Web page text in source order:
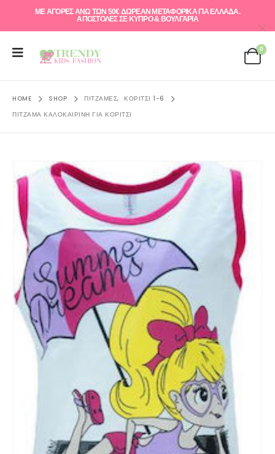
ΜΕ ΑΓΟΡΕΣ ΑΝΩ ΤΩΝ 50€ ΔΩΡΕΑΝ ΜΕΤΑΦΟΡΙΚΑ ΓΙΑ ΕΛΛAΔΑ.
ΑΠΟΣΤΟΛΕΣ ΣΕ ΚΥΠΡΟ & ΒΟΥΛΓΑΡΙΑ
0
HOME SHOP ΠΙΤΖΆΜΕΣ, ΚΟΡΊΤΣΙ 1-6
ΠΙΤΖΆΜΑ ΚΑΛΟΚΑΙΡΙΝΉ ΓΙΑ ΚΟΡΊΤΣΙ